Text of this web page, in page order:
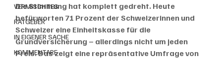
VERMISCHTES
RATGEBER
IN EIGENER SACHE
KOMMENTARE
Die Stimmung hat komplett gedreht. Heute
befürworten 71 Prozent der Schweizerinnen und
Schweizer eine Einheitskasse für die
Grundversicherung – allerdings nicht um jeden
Preis. Das zeigt eine repräsentative Umfrage von